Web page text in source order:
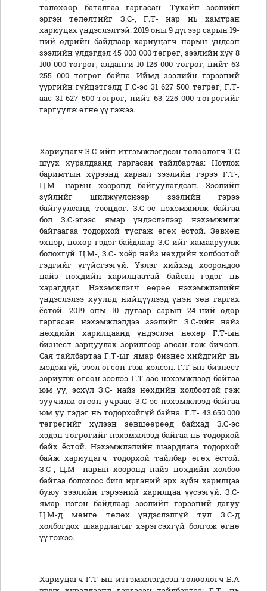
төлөхөөр баталгаа гаргасан. Тухайн зээлийн
эргэн төлөлтийг З.С-, Г.Т- нар нь хамтран
хариуцах үндэслэлтэй. 2019 оны 9 дүгээр сарын 19-
ний өдрийн байдлаар хариуцагч нарын үндсэн
зээлийн үлдэгдэл 45 000 000 төгрөг, зээлийн хүү 8
100 000 төгрөг, алданги 10 125 000 төгрөг, нийт 63
255 000 төгрөг байна. Иймд зээлийн гэрээний
үүргийн гүйцэтгэлд Г.С-эс 31 627 500 төгрөг, Г.Т-
аас 31 627 500 төгрөг, нийт 63 225 000 төгрөгийг
гаргуулж өгнө үү гэжээ.
Хариуцагч З.С-ийн итгэмжлэгдсэн төлөөлөгч Т.С
шүүх хуралдаанд гаргасан тайлбартаа: Нотлох
баримтын хүрээнд харвал зээлийн гэрээ Г.Т-,
Ц.М- нарын хооронд байгуулагдсан. Зээлийн
зүйлийг шилжүүлснээр зээлийн гэрээ
байгуулсанд тооцдог. З.С-эс нэхэмжилж байгаа
бол З.С-эгээс ямар үндэслэлээр нэхэмжилж
байгаагаа тодорхой тусгаж өгөх ёстой. Зөвхөн
эхнэр, нөхөр гэдэг байдлаар З.С-ийг хамааруулж
болохгүй. Ц.М-, З.С- хоёр найз нөхдийн холбоотой
гэдгийг үгүйсгээгүй. Үзлэг хийхэд хоорондоо
найз нөхдийн харилцаатай байсан гэдэг нь
харагддаг. Нэхэмжлэгч өөрөө нэхэмжлэлийн
үндэслэлээ хуульд нийцүүлээд үнэн зөв гаргах
ёстой. 2019 оны 10 дугаар сарын 24-ний өдөр
гаргасан нэхэмжлэлдээ зээлийг З.С-ийн найз
нөхдийн харилцаанд үндэслэн нөхөр Г.Т-ын
бизнест зарцуулах зорилгоор авсан гэж бичсэн.
Сая тайлбартаа Г.Т-ыг ямар бизнес хийдгийг нь
мэдэхгүй, зээл өгсөн гэж хэлсэн. Г.Т-ын бизнест
зориулж өгсөн зээлээ Г.Т-аас нэхэмжлээд байгаа
юм уу, эсхүл З.С- найз нөхдийн холбоотой гэж
зуучилж өгсөн учраас З.С-эс нэхэмжлээд байгаа
юм уу гэдэг нь тодорхойгүй байна. Г.Т- 43.650.000
төгрөгийг хүлээн зөвшөөрөөд байхад З.С-эс
хэдэн төгрөгийг нэхэмжлээд байгаа нь тодорхой
байх ёстой. Нэхэмжлэлийн шаардлага тодорхой
байж хариуцагч тодорхой тайлбар өгөх ёстой.
З.С-, Ц.М- нарын хооронд найз нөхдийн холбоо
байгаа болохоос биш иргэний эрх зүйн харилцаа
буюу зээлийн гэрээний харилцаа үүсээгүй. З.С-
ямар нэгэн байдлаар зээлийн гэрээний дагуу
Ц.М-д мөнгө төлөх үндэслэлгүй тул З.С-д
холбогдох шаардлагыг хэрэгсэхгүй болгож өгнө
үү гэжээ.
Хариуцагч Г.Т-ын итгэмжлэгдсэн төлөөлөгч Б.А